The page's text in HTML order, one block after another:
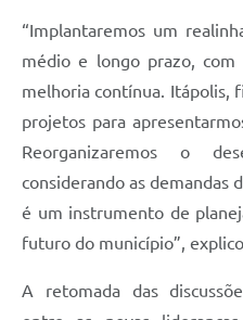
Notícias
Turismo
Projetos
Contas Públicas
“Implantaremos um
médio e longo prazo, com
melhoria contínua. Itápolis,
projetos para
Reorganizaremos o
considerando as demandas
é um instrumento de
futuro do município”,
A retomada das